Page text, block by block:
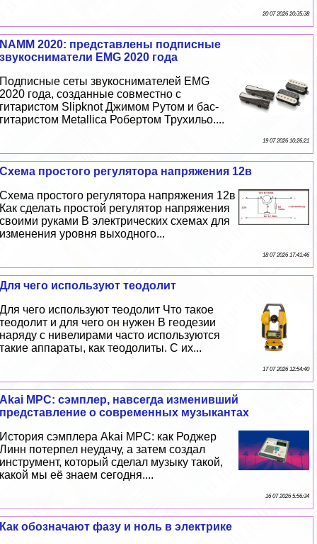
20 07 2026 20:35:38
NAMM 2020: представлены подписные
звукосниматели EMG 2020 года
Подписные сеты звукоснимателей EMG
2020 года, созданные совместно с
гитаристом Slipknot Джимом Рутом и бас-
гитаристом Metallica Робертом Трухильо....
19 07 2026 10:26:21
Схема простого регулятора напряжения 12в
Схема простого регулятора напряжения 12в
Как сделать простой регулятор напряжения
своими руками В электрических схемах для
изменения уровня выходного...
18 07 2026 17:41:46
Для чего используют теодолит
Для чего используют теодолит Что такое
теодолит и для чего он нужен В геодезии
наряду с нивелирами часто используются
такие аппараты, как теодолиты. С их...
17 07 2026 12:54:40
Akai MPC: сэмплер, навсегда изменивший
представление о современных музыкантах
История сэмплера Akai MPC: как Роджер
Линн потерпел неудачу, а затем создал
инструмент, который сделал музыку такой,
какой мы её знаем сегодня....
16 07 2026 5:56:34
Как обозначают фазу и ноль в электрике